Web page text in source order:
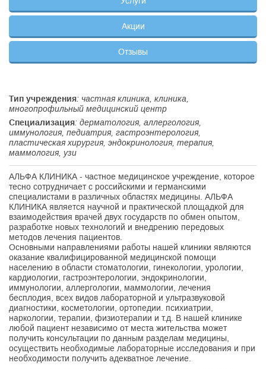
Акции
Отзывы
Тип учреждения: частная клиника, клиника,
многопрофильный медицинский центр
Специализация: дерматология, аллергология,
иммунология, педиатрия, гастроэнтерология,
пластическая хирургия, эндокринология, терапия,
маммология, узи
АЛЬФА КЛИНИКА - частное медицинское учреждение, которое
тесно сотрудничает с российскими и германскими
специалистами в различных областях медицины. АЛЬФА
КЛИНИКА является научной и практической площадкой для
взаимодействия врачей двух государств по обмен опытом,
разработке новых технологий и внедрению передовых
методов лечения пациентов.
Основными направлениями работы нашей клиники являются
оказание квалифицированной медицинской помощи
населению в области стоматологии, гинекологии, урологии,
кардиологии, гастроэнтерологии, эндокринологии,
иммунологии, аллергологии, маммологии, лечения
бесплодия, всех видов лабораторной и ультразвуковой
диагностики, косметологии, ортопедии. психиатрии,
наркологии, терапии, физиотерапии и т.д. В нашей клинике
любой пациент независимо от места жительства может
получить консультации по данным разделам медицины,
осуществить необходимые лабораторные исследования и при
необходимости получить адекватное лечение.